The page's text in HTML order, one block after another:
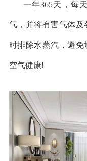
一年365天，每天
气，并将有害气体及
时排除水蒸汽，避
空气健康!